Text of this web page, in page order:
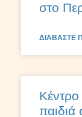
στο
ΔΙΑΒΆΣΤΕ
Κέντρο
παιδιά